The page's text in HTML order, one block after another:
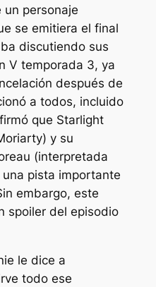
personaje
se emitiera el final
discutiendo sus
V temporada 3, ya
después de
a todos, incluido
que Starlight
y su
(interpretada
pista importante
embargo, este
spoiler del episodio
le dice a
todo ese